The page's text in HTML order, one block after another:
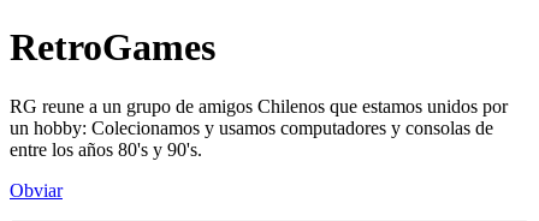
RetroGames
RG reune a un grupo de amigos Chilenos que estamos unidos por
un hobby: Colecionamos y usamos computadores y consolas de
entre los años 80's y 90's.
Obviar